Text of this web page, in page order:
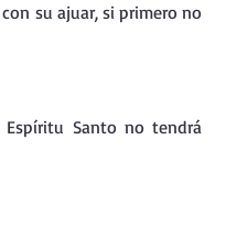
Catecismo de la Iglesia Católica
su ajuar, si primero no
Santo no tendrá